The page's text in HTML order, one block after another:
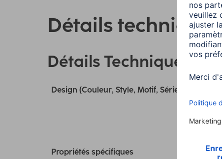
Détails techniques
Détails Techniques
Design (Couleur, Style, Motif, Série)
Propriétés spécifiques